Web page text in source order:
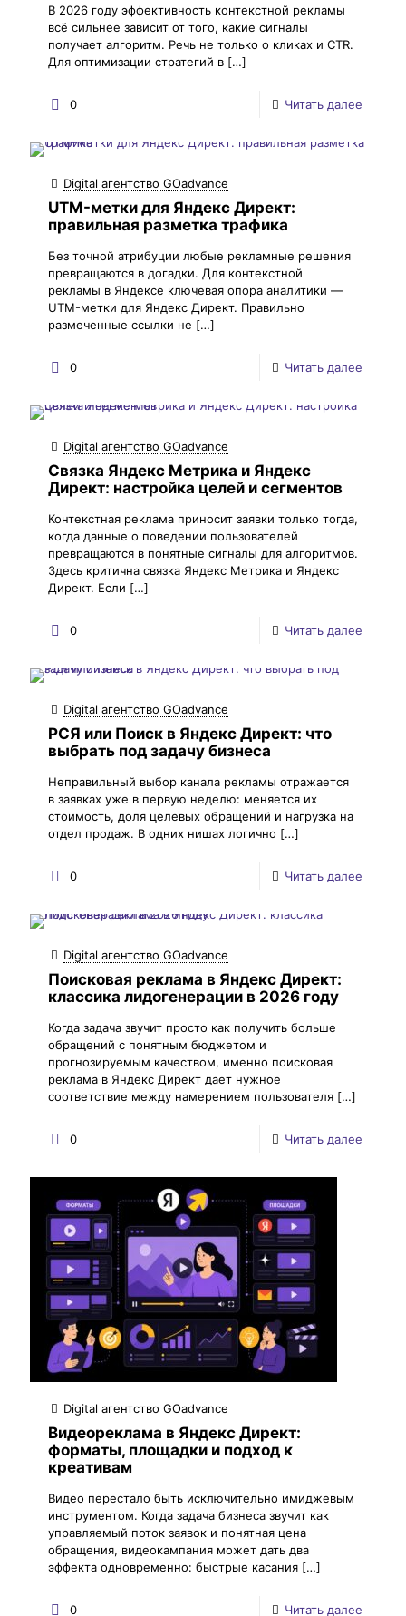
В 2026 году эффективность контекстной рекламы
всё сильнее зависит от того, какие сигналы
получает алгоритм. Речь не только о кликах и CTR.
Для оптимизации стратегий в […]
0 Читать далее
Digital агентство GOadvance
UTM-метки для Яндекс Директ:
правильная разметка трафика
Без точной атрибуции любые рекламные решения
превращаются в догадки. Для контекстной
рекламы в Яндексе ключевая опора аналитики —
UTM-метки для Яндекс Директ. Правильно
размеченные ссылки не […]
0 Читать далее
Digital агентство GOadvance
Связка Яндекс Метрика и Яндекс
Директ: настройка целей и сегментов
Контекстная реклама приносит заявки только тогда,
когда данные о поведении пользователей
превращаются в понятные сигналы для алгоритмов.
Здесь критична связка Яндекс Метрика и Яндекс
Директ. Если […]
0 Читать далее
Digital агентство GOadvance
РСЯ или Поиск в Яндекс Директ: что
выбрать под задачу бизнеса
Неправильный выбор канала рекламы отражается
в заявках уже в первую неделю: меняется их
стоимость, доля целевых обращений и нагрузка на
отдел продаж. В одних нишах логично […]
0 Читать далее
Digital агентство GOadvance
Поисковая реклама в Яндекс Директ:
классика лидогенерации в 2026 году
Когда задача звучит просто как получить больше
обращений с понятным бюджетом и
прогнозируемым качеством, именно поисковая
реклама в Яндекс Директ дает нужное
соответствие между намерением пользователя […]
0 Читать далее
Digital агентство GOadvance
Видеореклама в Яндекс Директ:
форматы, площадки и подход к
креативам
Видео перестало быть исключительно имиджевым
инструментом. Когда задача бизнеса звучит как
управляемый поток заявок и понятная цена
обращения, видеокампания может дать два
эффекта одновременно: быстрые касания […]
0 Читать далее